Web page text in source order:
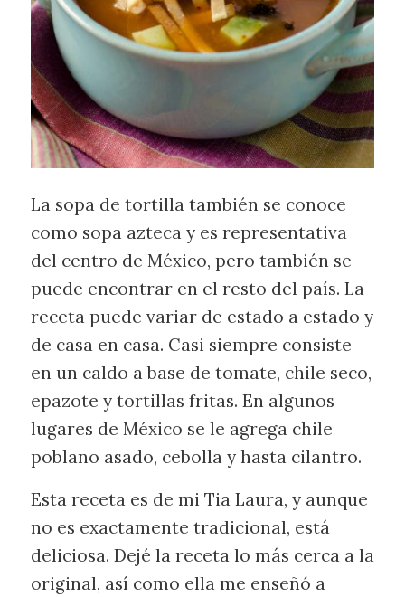
La sopa de tortilla también se conoce
como sopa azteca y es representativa
del centro de México, pero también se
puede encontrar en el resto del país. La
receta puede variar de estado a estado y
de casa en casa. Casi siempre consiste
en un caldo a base de tomate, chile seco,
epazote y tortillas fritas. En algunos
lugares de México se le agrega chile
poblano asado, cebolla y hasta cilantro.
Esta receta es de mi Tia Laura, y aunque
no es exactamente tradicional, está
deliciosa. Dejé la receta lo más cerca a la
original, así como ella me enseñó a